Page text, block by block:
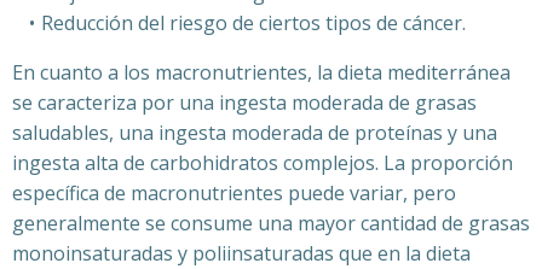
Reducción del riesgo de ciertos tipos de cáncer.
En cuanto a los macronutrientes, la dieta mediterránea
se caracteriza por una ingesta moderada de grasas
saludables, una ingesta moderada de proteínas y una
ingesta alta de carbohidratos complejos. La proporción
específica de macronutrientes puede variar, pero
generalmente se consume una mayor cantidad de grasas
monoinsaturadas y poliinsaturadas que en la dieta